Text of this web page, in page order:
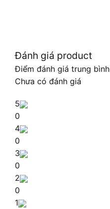
Đánh giá product
Điểm đánh giá trung bình
Chưa có đánh giá
5
0
4
0
3
0
2
0
1